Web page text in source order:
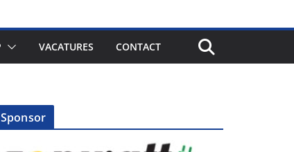
VACATURES CONTACT
Sponsor